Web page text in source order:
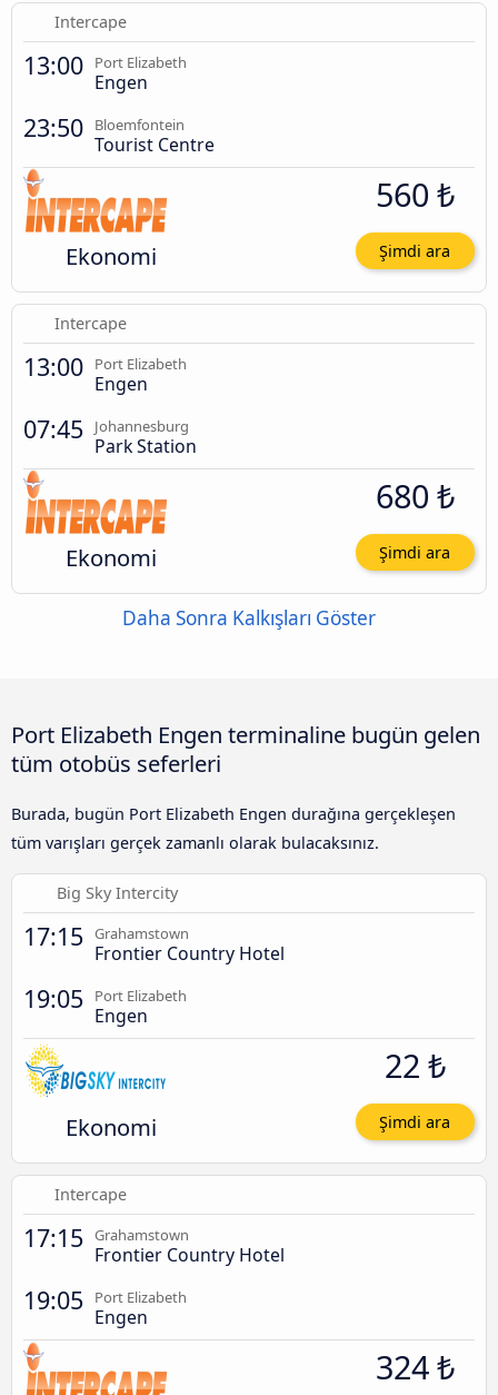
Intercape
13:00 Port Elizabeth
Engen
23:50 Bloemfontein
Tourist Centre
Ekonomi
560 ₺
Şimdi ara
Intercape
13:00 Port Elizabeth
Engen
07:45 Johannesburg
Park Station
Ekonomi
680 ₺
Şimdi ara
Daha Sonra Kalkışları Göster
Port Elizabeth Engen terminaline bugün gelen
tüm otobüs seferleri
Burada, bugün Port Elizabeth Engen durağına gerçekleşen
tüm varışları gerçek zamanlı olarak bulacaksınız.
Big Sky Intercity
17:15 Grahamstown
Frontier Country Hotel
19:05 Port Elizabeth
Engen
Ekonomi
22 ₺
Şimdi ara
Intercape
17:15 Grahamstown
Frontier Country Hotel
19:05 Port Elizabeth
Engen
324 ₺